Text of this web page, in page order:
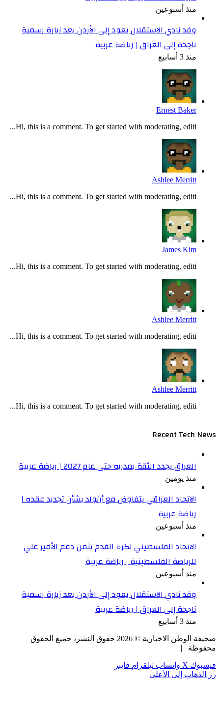
منذ أسبوعين
وفد نادي الاستقلال يعود إلى الأردن بعد زيارة رسمية
ناجحة إلى العراق | رياضة عربية
منذ 3 أسابيع
Ernest Baker
Hi, this is a comment. To get started with moderating, editi...
Ashlee Merritt
Hi, this is a comment. To get started with moderating, editi...
James Kim
Hi, this is a comment. To get started with moderating, editi...
Ashlee Merritt
Hi, this is a comment. To get started with moderating, editi...
Ashlee Merritt
Hi, this is a comment. To get started with moderating, editi...
Recent Tech News
العراق يجدد الثقة بمدربه حتى عام 2027 | رياضة عربية
منذ يومين
الاتحاد العراقي يتفاوض مع أرنولد بشأن تجديد عقده |
رياضة عربية
منذ أسبوعين
الاتحاد الفلسطيني لكرة القدم يثمن دعم الأمير علي
للرياضة الفلسطينية | رياضة عربية
منذ أسبوعين
وفد نادي الاستقلال يعود إلى الأردن بعد زيارة رسمية
ناجحة إلى العراق | رياضة عربية
منذ 3 أسابيع
صحيفة الوطن الاخبارية © 2026 حقوق النشر، جميع الحقوق
محفوظة |
فيسبوك ‫X واتساب تيلقرام ڤايبر
زر الذهاب إلى الأعلى